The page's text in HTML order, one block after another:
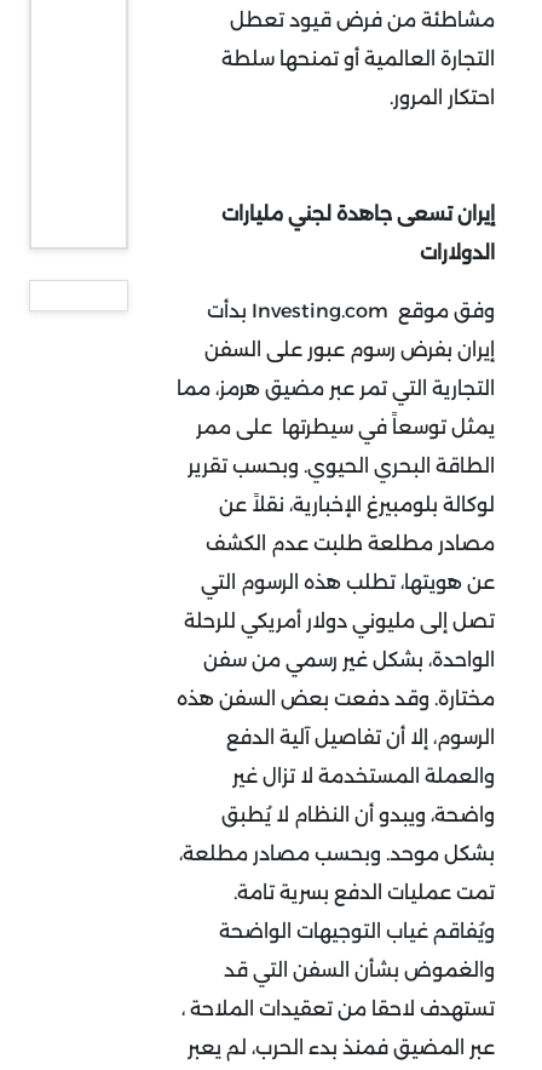
مشاطئة من فرض قيود تعطل
التجارة العالمية أو تمنحها سلطة
احتكار المرور.
إيران تسعى جاهدة لجني مليارات
الدولارات
وفق موقع Investing.com بدأت
إيران بفرض رسوم عبور على السفن
التجارية التي تمر عبر مضيق هرمز، مما
يمثل توسعاً في سيطرتها على ممر
الطاقة البحري الحيوي. وبحسب تقرير
لوكالة بلومبيرغ الإخبارية، نقلاً عن
مصادر مطلعة طلبت عدم الكشف
عن هويتها، تطلب هذه الرسوم التي
تصل إلى مليوني دولار أمريكي للرحلة
الواحدة، بشكل غير رسمي من سفن
مختارة. وقد دفعت بعض السفن هذه
الرسوم، إلا أن تفاصيل آلية الدفع
والعملة المستخدمة لا تزال غير
واضحة، ويبدو أن النظام لا يُطبق
بشكل موحد. وبحسب مصادر مطلعة،
تمت عمليات الدفع بسرية تامة.
ويُفاقم غياب التوجيهات الواضحة
والغموض بشأن السفن التي قد
تستهدف لاحقا من تعقيدات الملاحة ،
عبر المضيق فمنذ بدء الحرب، لم يعبر